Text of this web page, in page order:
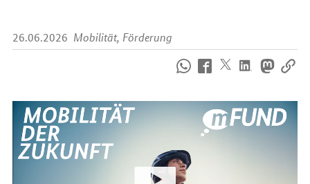
26.06.2026 Mobilität, Förderung
uns
Internet